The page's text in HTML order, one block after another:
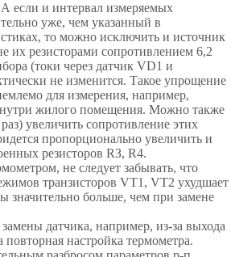
если и интервал измеряемых
уже, чем указанный в
то можно исключить и источник
их резисторами сопротивлением 6,2
(токи через датчик VD1 и
не изменится. Такое упрощение
для измерения, например,
жилого помещения. Можно также
увеличить сопротивление этих
пропорционально увеличить и
резисторов RЗ, R4.
не следует забывать, что
транзисторов VТ1, VТ2 ухудшает
значительно больше, чем при замене
датчика, например, из-за выхода
повторная настройка термометра.